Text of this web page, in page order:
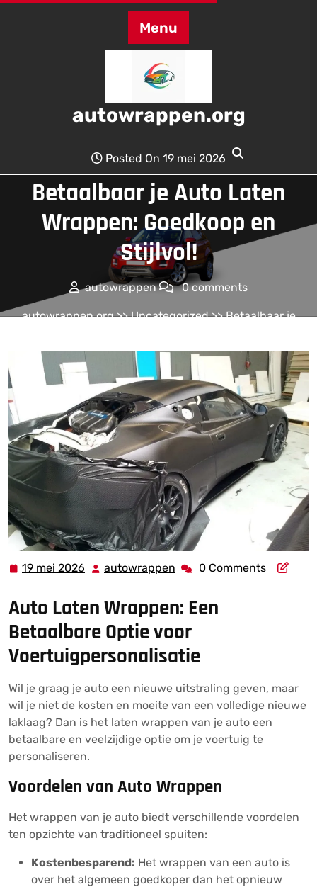
Skip
Menu
autowrappen.org
Posted On 19 mei 2026
Betaalbaar je Auto Laten
Wrappen: Goedkoop en
Stijlvol!
autowrappen 0 comments
autowrappen.org>>Uncategorized>> Betaalbaar je
19 mei 2026 19
2026
autowrappen autowrappen
0 Comments
Auto Laten Wrappen: Een
Betaalbare Optie voor
Voertuigpersonalisatie
Wil je graag je auto een nieuwe uitstraling geven, maar
wil je niet de kosten en moeite van een volledige nieuwe
laklaag? Dan is het laten wrappen van je auto een
betaalbare en veelzijdige optie om je voertuig te
personaliseren.
Voordelen van Auto Wrappen
Het wrappen van je auto biedt verschillende voordelen
ten opzichte van traditioneel spuiten:
Kostenbesparend: Het wrappen van een auto is
over het algemeen goedkoper dan het opnieuw